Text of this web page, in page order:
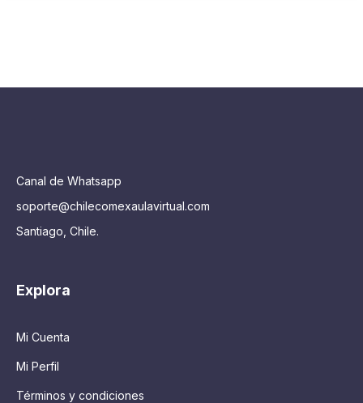
Canal de Whatsapp
soporte@chilecomexaulavirtual.com
Santiago, Chile.
Explora
Mi Cuenta
Mi Perfil
Términos y condiciones